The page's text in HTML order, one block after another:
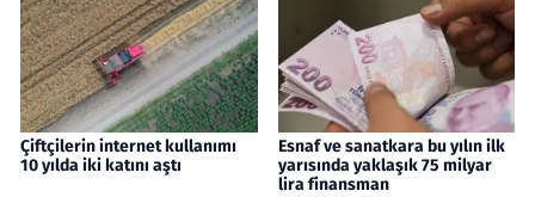
Çiftçilerin internet kullanımı
10 yılda iki katını aştı
Esnaf ve sanatkara bu yılın ilk
yarısında yaklaşık 75 milyar
lira finansman